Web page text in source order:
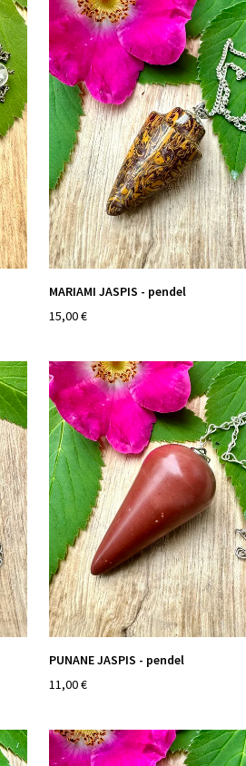
MARIAMI JASPIS - pendel
15,00 €
PUNANE JASPIS - pendel
11,00 €